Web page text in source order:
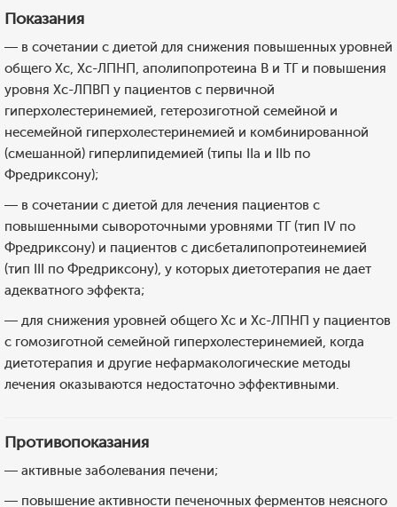
Показания
— в сочетании с диетой для снижения повышенных уровней
общего Хс, Хс-ЛПНП, аполипопротеина В и ТГ и повышения
уровня Хс-ЛПВП у пациентов с первичной
гиперхолестеринемией, гетерозиготной семейной и
несемейной гиперхолестеринемией и комбинированной
(смешанной) гиперлипидемией (типы IIa и IIb по
Фредриксону);
— в сочетании с диетой для лечения пациентов с
повышенными сывороточными уровнями ТГ (тип IV по
Фредриксону) и пациентов с дисбеталипопротеинемией
(тип III по Фредриксону), у которых диетотерапия не дает
адекватного эффекта;
— для снижения уровней общего Хс и Хс-ЛПНП у пациентов
с гомозиготной семейной гиперхолестеринемией, когда
диетотерапия и другие нефармакологические методы
лечения оказываются недостаточно эффективными.
Противопоказания
— активные заболевания печени;
— повышение активности печеночных ферментов неясного